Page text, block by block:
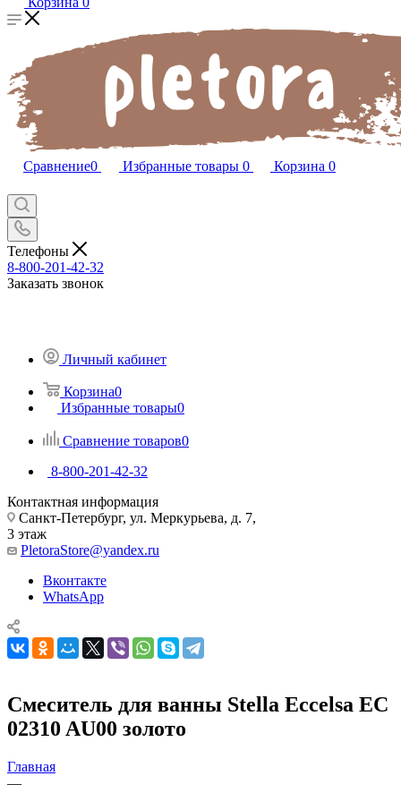
Сравнение0 Избранные товары 0 Корзина 0
Телефоны
8-800-201-42-32
Заказать звонок
Личный кабинет
Корзина0
Избранные товары0
Сравнение товаров0
8-800-201-42-32
Контактная информация
Санкт-Петербург, ул. Меркурьева, д. 7,
3 этаж
PletoraStore@yandex.ru
Вконтакте
WhatsApp
Смеситель для ванны Stella Eccelsa EC
02310 AU00 золото
Главная
—